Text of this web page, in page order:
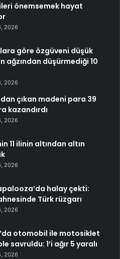
önemsemek hayat
2026
göre özgüveni düşük
ağzından düşürmediği 10
2026
çıkan madeni para 39
kazandırdı
2026
11 ilinin altından altın
2026
halay çekti:
Türk rüzgarı
2026
otomobil ile motosiklet
savruldu: 1’i ağır 5 yaralı
2026